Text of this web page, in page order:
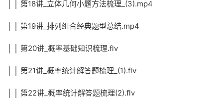
│ │ 第18讲_立体几何小题方法梳理_(3).mp4
│ │ 第19讲_排列组合经典题型总结.mp4
│ │ 第20讲_概率基础知识梳理.flv
│ │ 第21讲_概率统计解答题梳理_(1).flv
│ │ 第22讲_概率统计解答题梳理(2).flv